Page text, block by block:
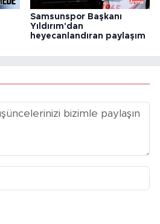
Samsunspor Başkanı
Yıldırım'dan
heyecanlandıran paylaşım